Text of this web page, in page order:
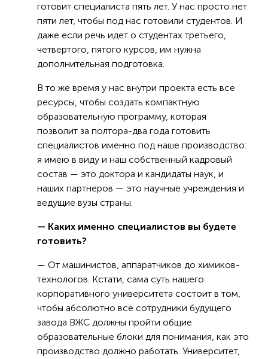
готовит специалиста пять лет. У нас просто нет
пяти лет, чтобы под нас готовили студентов. И
даже если речь идет о студентах третьего,
четвертого, пятого курсов, им нужна
дополнительная подготовка.
В то же время у нас внутри проекта есть все
ресурсы, чтобы создать компактную
образовательную программу, которая
позволит за полтора-два года готовить
специалистов именно под наше производство:
я имею в виду и наш собственный кадровый
состав — это доктора и кандидаты наук, и
наших партнеров — это научные учреждения и
ведущие вузы страны.
— Каких именно специалистов вы будете
готовить?
— От машинистов, аппаратчиков до химиков-
технологов. Кстати, сама суть нашего
корпоративного университета состоит в том,
чтобы абсолютно все сотрудники будущего
завода ВЖС должны пройти общие
образовательные блоки для понимания, как это
производство должно работать. Университет,